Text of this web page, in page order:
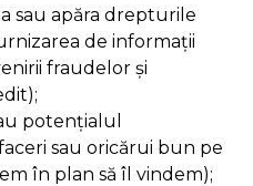
sau apăra drepturile
de informații
fraudelor și
potențialul
sau oricărui bun pe
în plan să îl vindem);